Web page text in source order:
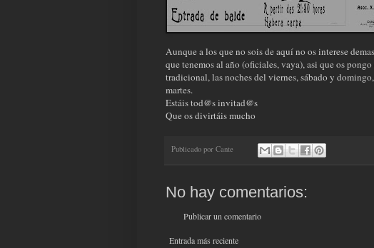
Aunque a los que no sois de aquí no os interese
que tenemos al año (oficiales, vaya), asi que os
tradicional, las noches del viernes, sábado y
martes.
Estáis tod@s invitad@s
Que os divirtáis mucho
Publicado por Cante
No hay comentarios:
Publicar un comentario
Entrada más reciente